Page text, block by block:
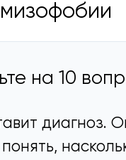
мизофобии
на 10
диагноз.